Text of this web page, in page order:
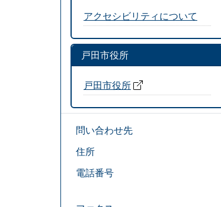
アクセシビリティについて
戸田市役所
戸田市役所
問い合わせ先
住所
電話番号